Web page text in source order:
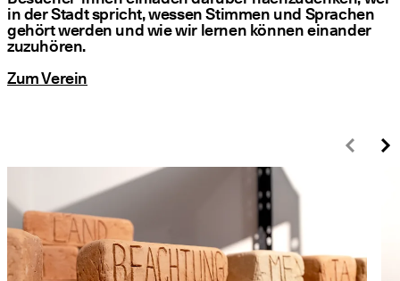
in der Stadt spricht, wes­sen Stim­men und Spra­chen
gehört wer­den und wie wir ler­nen kön­nen ein­an­der
zuzuhören.
Zum Ver­ein